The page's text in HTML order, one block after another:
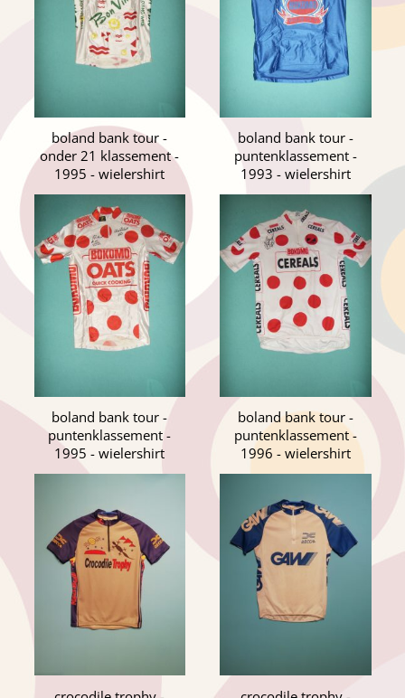
boland bank tour -
onder 21 klassement -
1995 - wielershirt
boland bank tour -
puntenklassement -
1993 - wielershirt
boland bank tour -
puntenklassement -
1995 - wielershirt
boland bank tour -
puntenklassement -
1996 - wielershirt